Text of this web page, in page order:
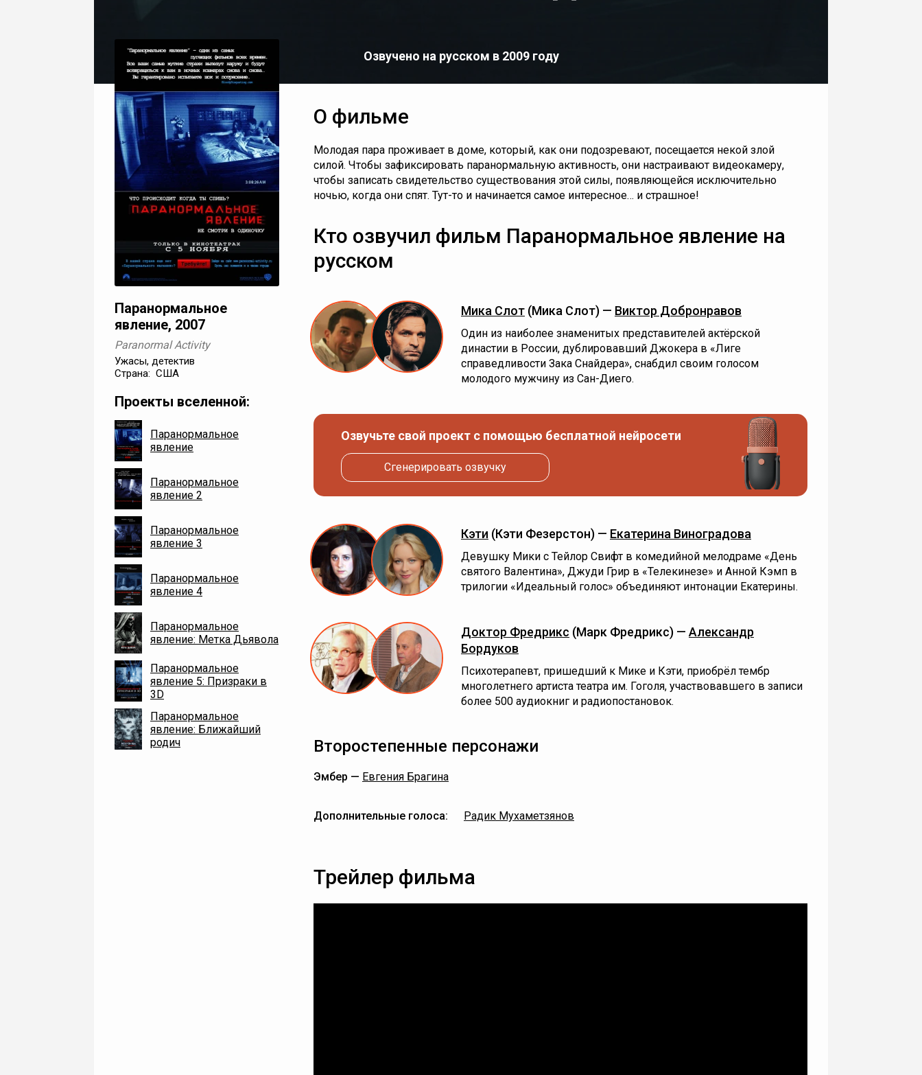
Озвучено на русском в 2009 году
Паранормальное
явление, 2007
Paranormal Activity
Ужасы, детектив
Страна: США
Проекты вселенной:
Паранормальное
явление
Паранормальное
явление 2
Паранормальное
явление 3
Паранормальное
явление 4
Паранормальное
явление: Метка Дьявола
Паранормальное
явление 5: Призраки в
3D
Паранормальное
явление: Ближайший
родич
О фильме
Молодая пара проживает в доме, который, как они подозревают, посещается некой злой
силой. Чтобы зафиксировать паранормальную активность, они настраивают видеокамеру,
чтобы записать свидетельство существования этой силы, появляющейся исключительно
ночью, когда они спят. Тут-то и начинается самое интересное… и страшное!
Кто озвучил фильм Паранормальное явление на
русском
Мика Слот (Мика Слoт) — Виктор Добронравов
Один из наиболее знаменитых представителей актёрской
династии в России, дублировавший Джокера в «Лиге
справедливости Зака Снайдера», снабдил своим голосом
молодого мужчину из Сан-Диего.
Озвучьте свой проект с помощью бесплатной нейросети
Сгенерировать озвучку
Кэти (Кэти Фезерстон) — Екатерина Виноградова
Девушку Мики с Тейлор Свифт в комедийной мелодраме «День
святого Валентина», Джуди Грир в «Телекинезе» и Анной Кэмп в
трилогии «Идеальный голос» объединяют интонации Екатерины.
Доктор Фредрикс (Марк Фредрикс) — Александр
Бордуков
Психотерапевт, пришедший к Мике и Кэти, приобрёл тембр
многолетнего артиста театра им. Гоголя, участвовавшего в записи
более 500 аудиокниг и радиопостановок.
Второстепенные персонажи
Эмбер — Евгения Брагина
Дополнительные голоса: Радик Мухаметзянов
Трейлер фильма